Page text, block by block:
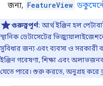
জন্য, FeatureView
গুরুত্বপূর্ণ: আর্থ ইঞ্জিন হল
স্থানিক ডেটাসেটের
সুবিধার জন্য এবং ব্যবসা ও সরকারী
ইঞ্জিন গবেষণা, শিক্ষা এবং
যেতে পারে। শুরু করতে, অনুগ্রহ করে